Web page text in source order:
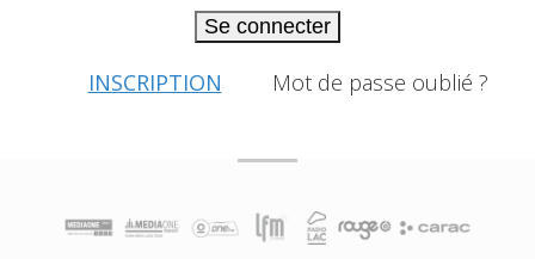
Se connecter
INSCRIPTION Mot de passe oublié ?